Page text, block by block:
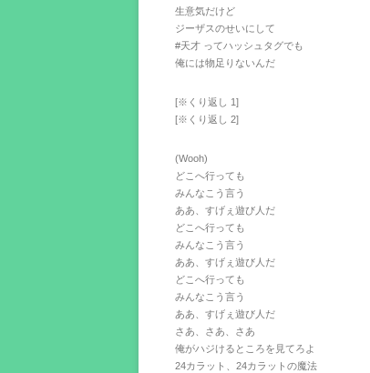
生意気だけど
ジーザスのせいにして
#天才 ってハッシュタグでも
俺には物足りないんだ
[※くり返し 1]
[※くり返し 2]
(Wooh)
どこへ行っても
みんなこう言う
ああ、すげぇ遊び人だ
どこへ行っても
みんなこう言う
ああ、すげぇ遊び人だ
どこへ行っても
みんなこう言う
ああ、すげぇ遊び人だ
さあ、さあ、さあ
俺がハジけるところを見てろよ
24カラット、24カラットの魔法